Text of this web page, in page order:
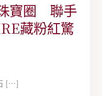
寶圈 聯手
藏粉紅驚
[…]